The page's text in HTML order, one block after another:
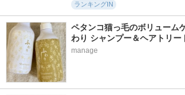
ランキングIN
ペタンコ猫っ毛のボリューム
わり シャンプー＆ヘアトリー
manage